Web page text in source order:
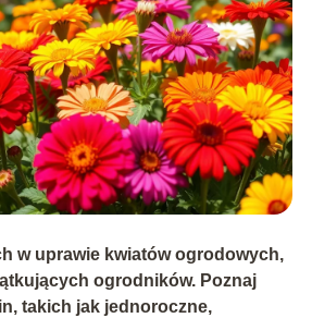
w uprawie kwiatów ogrodowych,
ogrodników. Poznaj
takich jak jednoroczne,